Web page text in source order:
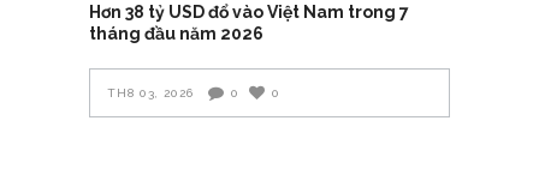
Hơn 38 tỷ USD đổ vào Việt Nam trong 7
tháng đầu năm 2026
TH8 03, 2026 0 0